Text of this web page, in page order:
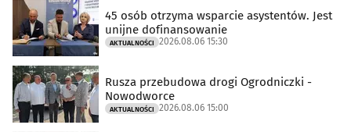
45 osób otrzyma wsparcie asystentów. Jest
unijne dofinansowanie
AKTUALNOŚCI 2026.08.06 15:30
Rusza przebudowa drogi Ogrodniczki -
Nowodworce
AKTUALNOŚCI 2026.08.06 15:00